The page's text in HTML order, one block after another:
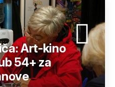
Art-kino
54+ za